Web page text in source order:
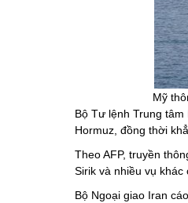
Mỹ
Bộ Tư lệnh Trung
Hormuz, đồng thời
Theo AFP, truyền
Sirik và nhiều vụ khác
Bộ Ngoại giao Iran